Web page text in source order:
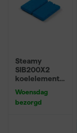
Steamy
SIB200X2
koelelement
Woensdag
bezorgd